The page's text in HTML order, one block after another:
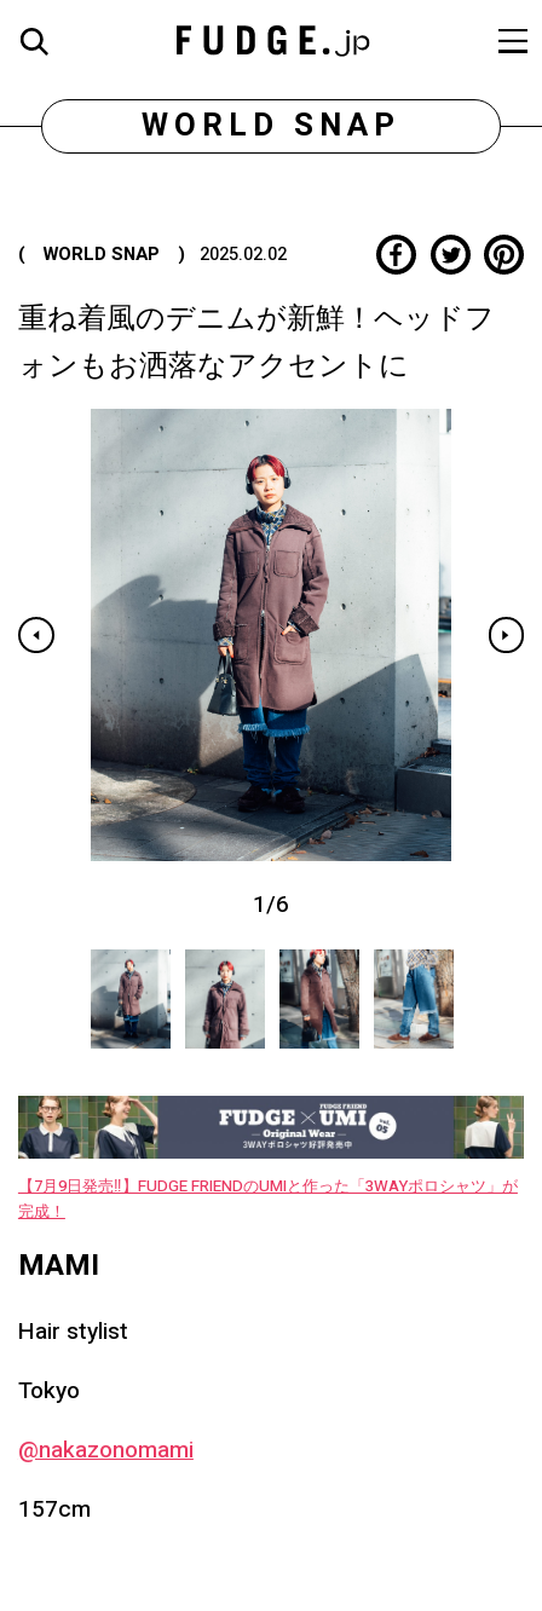
WORLD SNAP
( WORLD SNAP ) 2025.02.02
重ね着風のデニムが新鮮！ヘッドフ
ォンもお洒落なアクセントに
1/6
【7月9日発売‼︎】FUDGE FRIENDのUMIと作った「3WAYポロシャツ」が
完成！
MAMI
Hair stylist
Tokyo
@nakazonomami
157cm